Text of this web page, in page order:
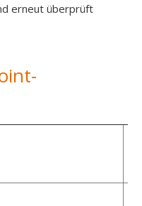
erneut überprüft